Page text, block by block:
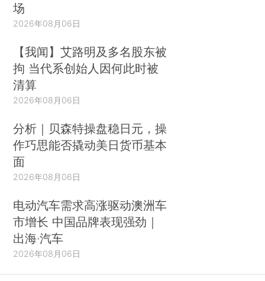
场
2026年08月06日
【我闻】艾路明及多名股东被
拘 当代系创始人因何此时被
清算
2026年08月06日
分析｜贝森特操盘稳日元，操
作巧思能否撬动美日货币基本
面
2026年08月06日
电动汽车需求高涨驱动澳洲车
市增长 中国品牌表现强劲｜
出海·汽车
2026年08月06日